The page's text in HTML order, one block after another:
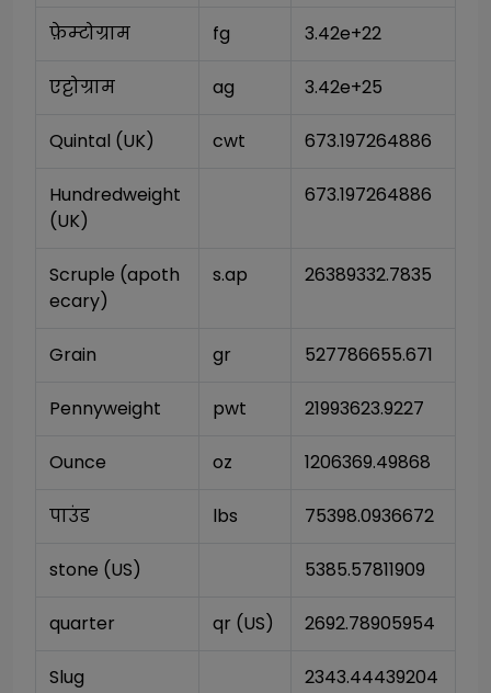
फ़ेम्टोग्राम fg 3.42e+22
एट्टोग्राम ag 3.42e+25
Quintal (UK) cwt 673.197264886
Hundredweight
(UK)
673.197264886
Scruple (apoth
ecary)
s.ap 26389332.7835
Grain gr 527786655.671
Pennyweight pwt 21993623.9227
Ounce oz 1206369.49868
पाउंड lbs 75398.0936672
stone (US) 5385.57811909
quarter qr (US) 2692.78905954
Slug 2343.44439204